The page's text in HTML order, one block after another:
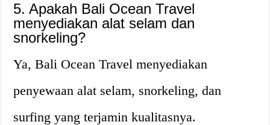
5. Apakah Bali Ocean Travel
menyediakan alat selam dan
snorkeling?
Ya, Bali Ocean Travel menyediakan
penyewaan alat selam, snorkeling, dan
surfing yang terjamin kualitasnya.